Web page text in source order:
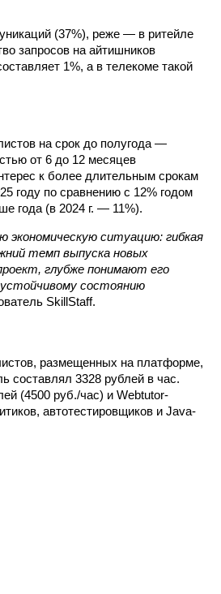
(37%), реже — в ритейле
запросов на айтишников
1%, а в телекоме такой
на срок до полугода —
от 6 до 12 месяцев
к более длительным срокам
году по сравнению с 12% годом
года (в 2024 г. — 11%).
экономическую ситуацию: гибкая
темп выпуска новых
глубже понимают его
состоянию
SkillStaff.
размещенных на платформе,
составлял 3328 рублей в час.
(4500 руб./час) и Webtutor-
автотестировщиков и Java-